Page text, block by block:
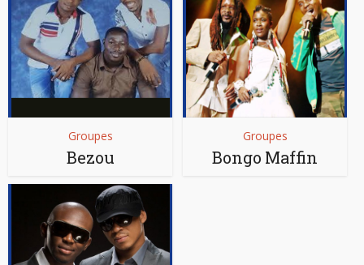
Groupes
Bezou
Groupes
Bongo Maffin